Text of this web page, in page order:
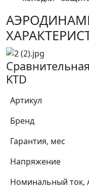
KTD
Артикул
Бренд
Гарантия, мес
Напряжение
Номинальный ток,